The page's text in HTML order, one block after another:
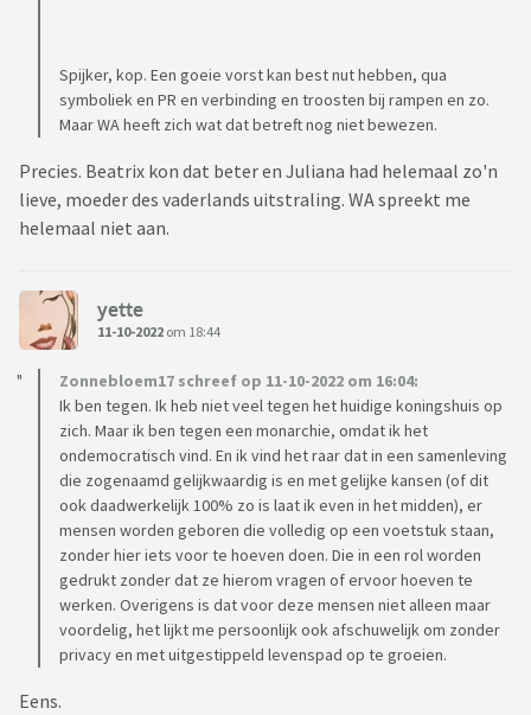
Spijker, kop. Een goeie vorst kan best nut hebben, qua
symboliek en PR en verbinding en troosten bij rampen en zo.
Maar WA heeft zich wat dat betreft nog niet bewezen.
Precies. Beatrix kon dat beter en Juliana had helemaal zo'n
lieve, moeder des vaderlands uitstraling. WA spreekt me
helemaal niet aan.
yette
11-10-2022 om 18:44
Zonnebloem17 schreef op 11-10-2022 om 16:04:
Ik ben tegen. Ik heb niet veel tegen het huidige koningshuis op
zich. Maar ik ben tegen een monarchie, omdat ik het
ondemocratisch vind. En ik vind het raar dat in een samenleving
die zogenaamd gelijkwaardig is en met gelijke kansen (of dit
ook daadwerkelijk 100% zo is laat ik even in het midden), er
mensen worden geboren die volledig op een voetstuk staan,
zonder hier iets voor te hoeven doen. Die in een rol worden
gedrukt zonder dat ze hierom vragen of ervoor hoeven te
werken. Overigens is dat voor deze mensen niet alleen maar
voordelig, het lijkt me persoonlijk ook afschuwelijk om zonder
privacy en met uitgestippeld levenspad op te groeien.
Eens.